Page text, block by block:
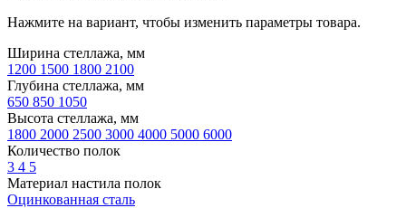
Нажмите на вариант, чтобы изменить параметры товара.
Ширина стеллажа, мм
1200 1500 1800 2100
Глубина стеллажа, мм
650 850 1050
Высота стеллажа, мм
1800 2000 2500 3000 4000 5000 6000
Количество полок
3 4 5
Материал настила полок
Оцинкованная сталь